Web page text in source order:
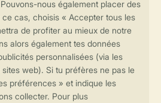
rapides et sécurisées
des données